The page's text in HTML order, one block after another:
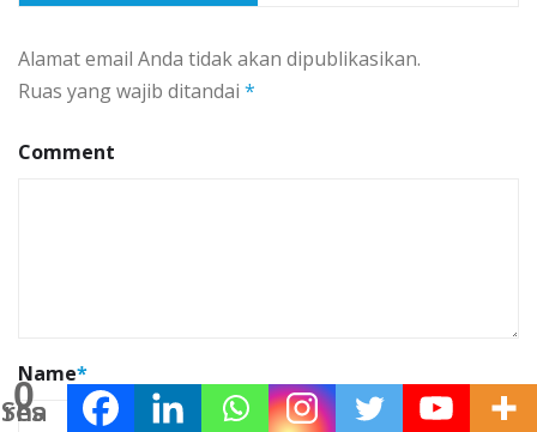
0
Shares
Alamat email Anda tidak akan dipublikasikan.
Ruas yang wajib ditandai *
Comment
Name*